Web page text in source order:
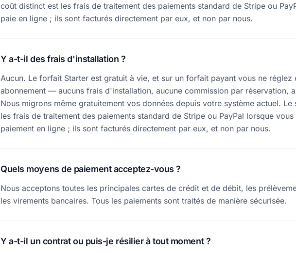
coût distinct est les frais de traitement des paiements standard de Stripe ou
paie en ligne ; ils sont facturés directement par eux, et non par nous.
Y a-t-il des frais d'installation ?
Aucun. Le forfait Starter est gratuit à vie, et sur un forfait payant vous ne réglez
abonnement — aucuns frais d'installation, aucune commission par réservation,
Nous migrons même gratuitement vos données depuis votre système actuel.
les frais de traitement des paiements standard de Stripe ou PayPal lorsque vous
paiement en ligne ; ils sont facturés directement par eux, et non par nous.
Quels moyens de paiement acceptez-vous ?
Nous acceptons toutes les principales cartes de crédit et de débit, les
les virements bancaires. Tous les paiements sont traités de manière sécurisée.
Y a-t-il un contrat ou puis-je résilier à tout moment ?